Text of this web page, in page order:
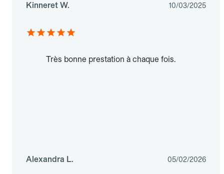
Kinneret W. 10/03/2025
Très bonne prestation à chaque fois.
Alexandra L. 05/02/2026